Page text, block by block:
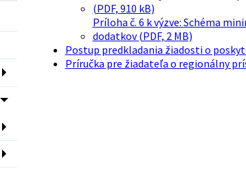
(PDF, 910 kB)
Príloha č. 6 k výzve: Schéma
dodatkov (PDF, 2 MB)
Postup predkladania žiadosti o
Príručka pre žiadateľa o regionálny